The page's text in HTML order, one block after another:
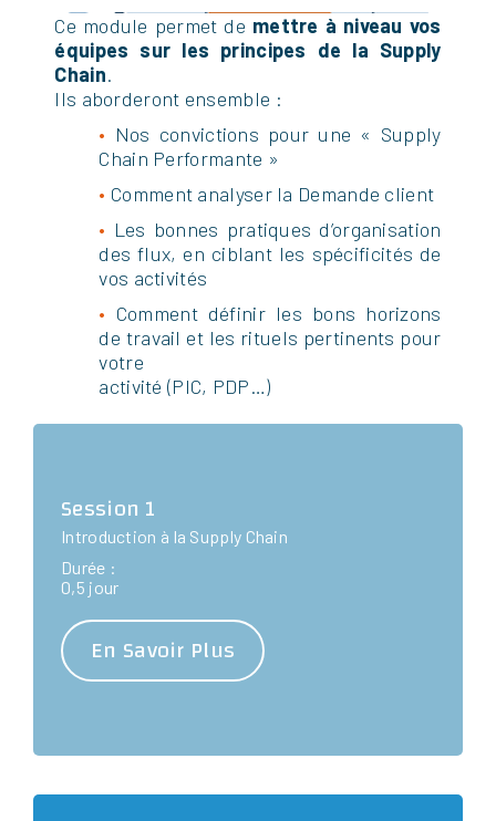
Ce module permet de mettre à niveau vos
équipes sur les principes de la Supply
Chain.
Ils aborderont ensemble :
• Nos convictions pour une « Supply
Chain Performante »
• Comment analyser la Demande client
• Les bonnes pratiques d’organisation
des flux, en ciblant les spécificités de
vos activités
• Comment définir les bons horizons
de travail et les rituels pertinents pour
votre
activité (PIC, PDP…)
Session 1
Introduction à la Supply Chain
Durée :
0,5 jour
En Savoir Plus